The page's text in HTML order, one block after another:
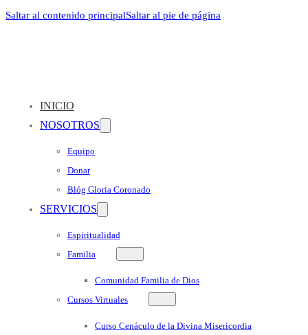
Saltar al contenido principalSaltar al pie de página
INICIO
NOSOTROS
Equipo
Donar
Blóg Gloria Coronado
SERVICIOS
Espiritualidad
Familia
Comunidad Familia de Dios
Cursos Virtuales
Curso Cenáculo de la Divina Misericordia